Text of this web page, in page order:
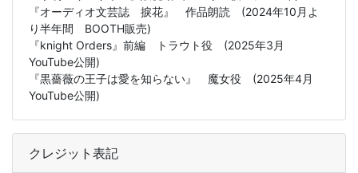
『オーディオ文芸誌 捩花』 作品朗読 (2024年10月よ
り半年間 BOOTH販売)
『knight Orders』前編 トラウト役 (2025年3月
YouTube公開)
『黒薔薇の王子は愛を知らない』 魔女役 (2025年4月
YouTube公開)
クレジット表記